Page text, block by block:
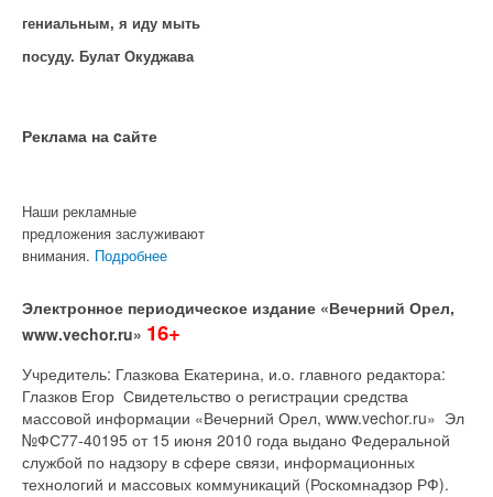
гениальным, я иду мыть
посуду. Булат Окуджава
Реклама на cайте
Наши рекламные
предложения заслуживают
внимания. Подробнее
Электронное периодическое издание «Вечерний Орел,
www.vechor.ru» 16+
Учредитель: Глазкова Екатерина, и.о. главного редактора:
Глазков Егор Свидетельство о регистрации средства
массовой информации «Вечерний Орел, www.vechor.ru» Эл
№ФС77-40195 от 15 июня 2010 года выдано Федеральной
службой по надзору в сфере связи, информационных
технологий и массовых коммуникаций (Роскомнадзор РФ).